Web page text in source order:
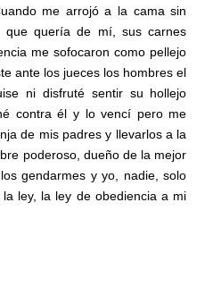
me arrojó a la cama sin
quería de mí, sus carnes
me sofocaron como pellejo
ante los jueces los hombres el
ni disfruté sentir su hollejo
contra él y lo vencí pero me
de mis padres y llevarlos a la
poderoso, dueño de la mejor
gendarmes y yo, nadie, solo
ley, la ley de obediencia a mi